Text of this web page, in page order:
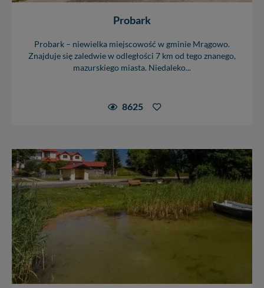
Probark
Probark – niewielka miejscowość w gminie Mrągowo.
Znajduje się zaledwie w odległości 7 km od tego znanego,
mazurskiego miasta. Niedaleko...
8625